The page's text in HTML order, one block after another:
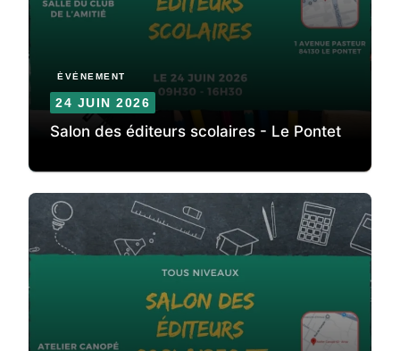
ÉVÈNEMENT
24 JUIN 2026
Salon des éditeurs scolaires - Le Pontet